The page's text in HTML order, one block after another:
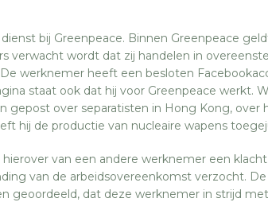
bij Greenpeace. Binnen Greenpeace
verwacht wordt dat zij handelen in
werknemer heeft een besloten
staat ook dat hij voor Greenpeace werkt.
gepost over separatisten in Hong Kong, over
hij de productie van nucleaire wapens
hierover van een andere werknemer een
van de arbeidsovereenkomst verzocht.
geoordeeld, dat deze werknemer in strijd